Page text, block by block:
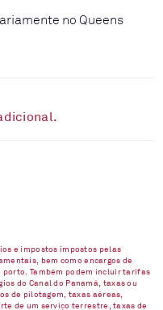
no Queens
e impostos impostos pelas
bem como encargos de
Também podem incluir tarifas
do Canal do Panamá, taxas ou
de pilotagem, taxas aéreas,
de um serviço terrestre, taxas de